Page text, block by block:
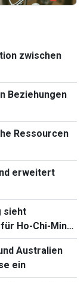
zwischen
Beziehungen
Ressourcen
erweitert
sieht
Ho-Chi-Minh-
Australien
ein